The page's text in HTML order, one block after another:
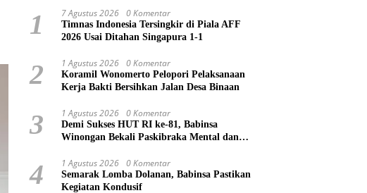
1 7 Agustus 2026 0 Komentar
Timnas Indonesia Tersingkir di Piala AFF
2026 Usai Ditahan Singapura 1-1
2 1 Agustus 2026 0 Komentar
Koramil Wonomerto Pelopori Pelaksanaan
Kerja Bakti Bersihkan Jalan Desa Binaan
3 1 Agustus 2026 0 Komentar
Demi Sukses HUT RI ke-81, Babinsa
Winongan Bekali Paskibraka Mental dan
4 1 Agustus 2026 0 Komentar
Semarak Lomba Dolanan, Babinsa Pastikan
Kegiatan Kondusif